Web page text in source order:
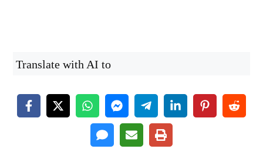
Translate with AI to